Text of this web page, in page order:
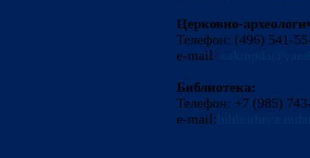
Церковно-
Телефон: (496) 541-
e-mail:
Библиотека:
Телефон: +7 (985)
e-mail: